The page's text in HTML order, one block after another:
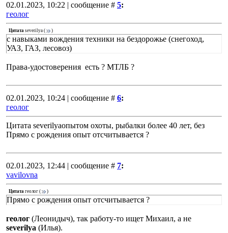
02.01.2023, 10:22 | сообщение # 5:
геолог
Цитата severilya ( )
с навыками вождения техники на бездорожье (снегоход,
УАЗ, ГАЗ, лесовоз)
Права-удостоверения есть ? МТЛБ ?
02.01.2023, 10:24 | сообщение # 6:
геолог
Цитата severilyaопытом охоты, рыбалки более 40 лет, без
Прямо с рождения опыт отсчитывается ?
02.01.2023, 12:44 | сообщение # 7:
vavilovna
Цитата геолог ( )
Прямо с рождения опыт отсчитывается ?
геолог (Леонидыч), так работу-то ищет Михаил, а не
severilya (Илья).